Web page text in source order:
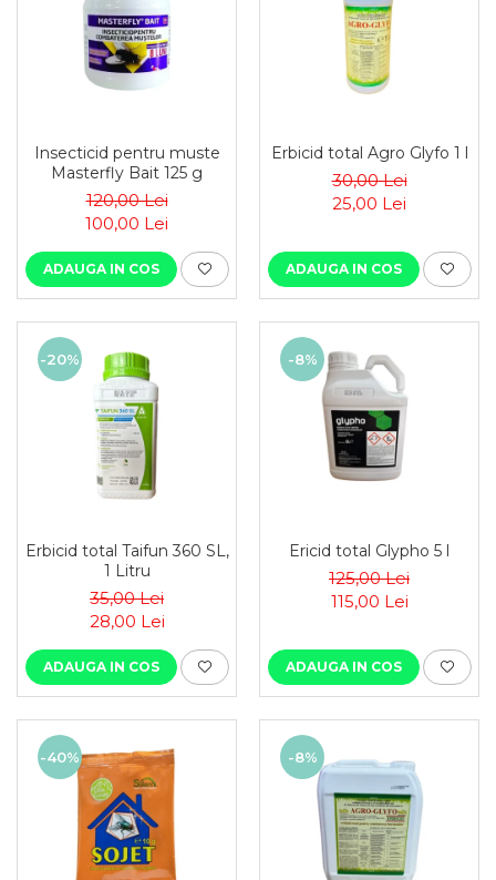
Insecticid pentru muste
Masterfly Bait 125 g
120,00 Lei
100,00 Lei
ADAUGA IN COS
Erbicid total Agro Glyfo 1 l
30,00 Lei
25,00 Lei
ADAUGA IN COS
-20%
Erbicid total Taifun 360 SL,
1 Litru
35,00 Lei
28,00 Lei
ADAUGA IN COS
-8%
Ericid total Glypho 5 l
125,00 Lei
115,00 Lei
ADAUGA IN COS
-40% -8%